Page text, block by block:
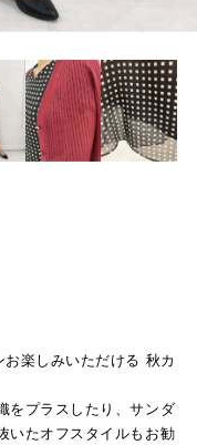
楽しみいただける 秋カ
をプラスしたり、サンダ
いたオフスタイルもお勧